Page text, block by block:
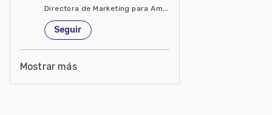
Directora de Marketing para América Latina
Estados Unidos de América
Seguir
Mostrar más